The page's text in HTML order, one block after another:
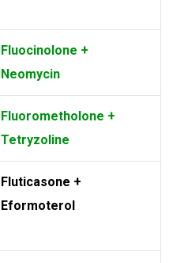
Fluocinolone +
Neomycin
Fluorometholone +
Tetryzoline
Fluticasone +
Eformoterol